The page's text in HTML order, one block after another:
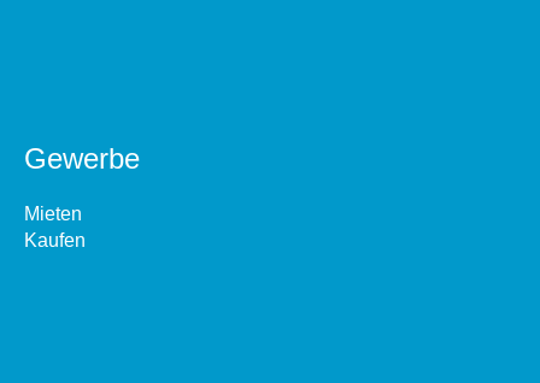
Gewerbe
Mieten
Kaufen